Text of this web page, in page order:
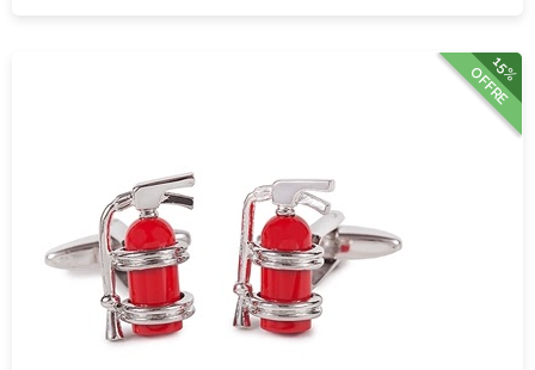
15%
OFFRE